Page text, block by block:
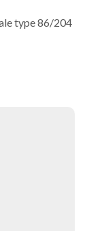
type 86/204